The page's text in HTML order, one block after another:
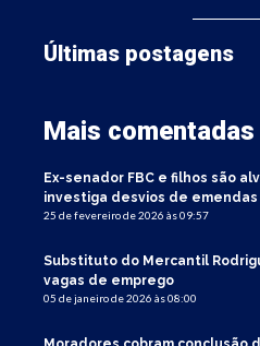
Últimas postagens
Mais comentadas
Ex-senador FBC e filhos são
investiga desvios de emendas
25 de fevereiro de 2026 às 09:57
Substituto do Mercantil
vagas de emprego
05 de janeiro de 2026 às 08:00